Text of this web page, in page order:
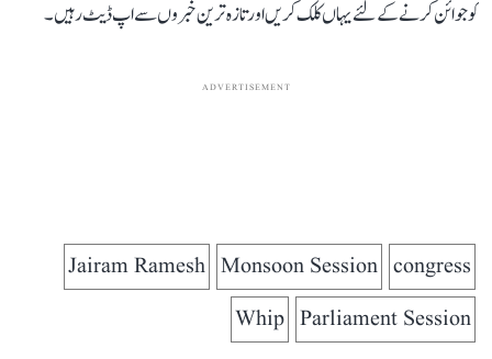
کو جوائن کرنے کے لئے یہاں کلک کریں اور تازہ ترین خبروں سے اپ ڈیٹ رہیں۔
ADVERTISEMENT
congress
Monsoon Session
Jairam Ramesh
Parliament Session
Whip